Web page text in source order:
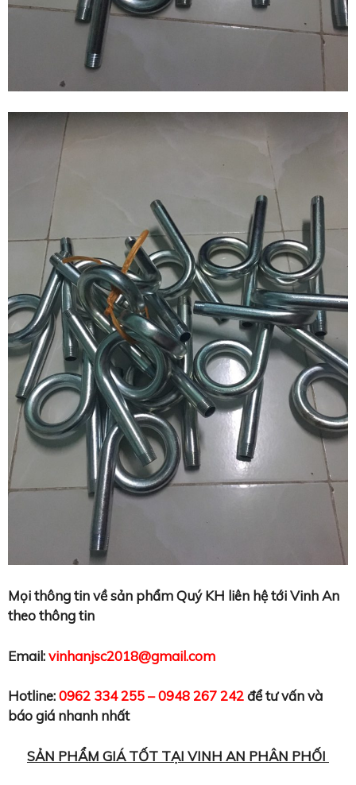
Mọi thông tin về sản phẩm Quý KH liên hệ tới Vinh An
theo thông tin
Email:vinhanjsc2018@gmail.com
Hotline:0962 334 255 – 0948 267 242để tư vấn và
báo giá nhanh nhất
SẢN PHẨM GIÁ TỐT TẠI VINH AN PHÂN PHỐI